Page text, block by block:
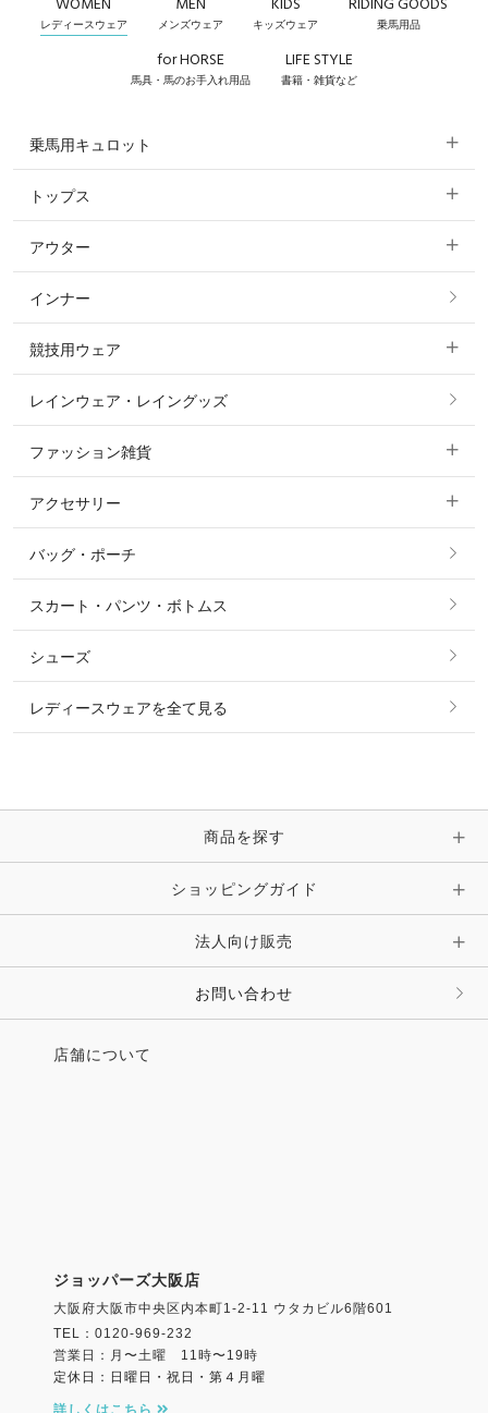
レディースウェア メンズウェア キッズウェア 乗馬用品
for HORSE
馬具・馬のお手入れ用品
LIFE STYLE
書籍・雑貨など
乗馬用キュロット
すべてのキュロット
フルグリップ・尻革 キュロット
ニーグリップ・膝革 キュロット
トップス
すべてのトップス
ポロシャツ
カットソー・Tシャツ・タンクトップ
ニット・セーター
シャツ・ブラウス・ワンピース
アウター
すべてのアウター
コート
ジャケット・ブルゾン
インナー
競技用ウェア
すべての競技用ウェア
ショージャケット
ショーシャツ
レインウェア・レイングッズ
ファッション雑貨
すべてのファッション雑貨
ソックス
ベルト
時計・財布・キーケース・革小物
キーホルダー・チャーム・ストラップ
その他 ファッション雑貨
アクセサリー
すべてのアクセサリー
リング
ピアス・イヤリング
ピン・ブローチ・コサージュ
その他 アクセサリー
バッグ・ポーチ
スカート・パンツ・ボトムス
シューズ
レディースウェアを全て見る
商品を探す
ショッピングガイド
法人向け販売
お問い合わせ
店舗について
ジョッパーズ大阪店
大阪府大阪市中央区内本町1-2-11 ウタカビル6階601
TEL：0120-969-232
営業日：月〜土曜 11時〜19時
定休日：日曜日・祝日・第４月曜
詳しくはこちら